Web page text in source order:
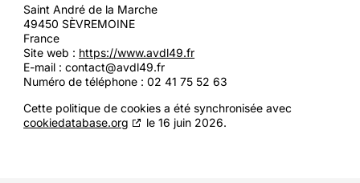
Saint André de la Marche
49450 SÈVREMOINE
France
Site web : https://www.avdl49.fr
E-mail :contact@avdl49.fr
Numéro de téléphone : 02 41 75 52 63
Cette politique de cookies a été synchronisée avec
cookiedatabase.org
le 16 juin 2026.